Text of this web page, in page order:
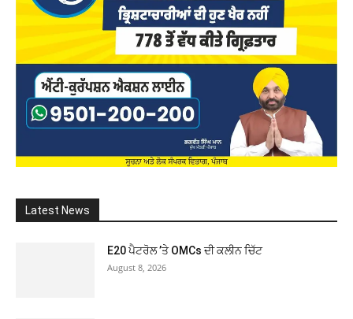
Latest News
E20 ਪੈਟਰੋਲ ’ਤੇ OMCs ਦੀ ਕਲੀਨ ਚਿੱਟ
August 8, 2026